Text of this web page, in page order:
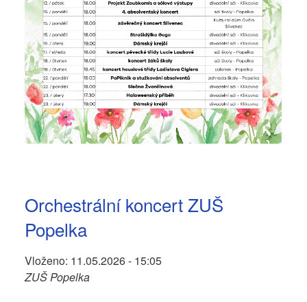
Orchestrální koncert ZUŠ
Popelka
Vloženo: 11.05.2026 - 15:05
ZUŠ Popelka